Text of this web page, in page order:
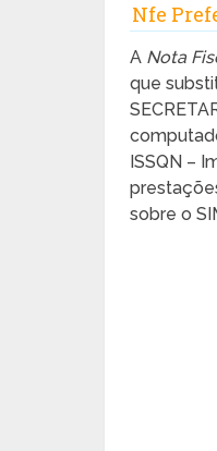
Nfe
A Nota
que
ISSQN –
sobre o